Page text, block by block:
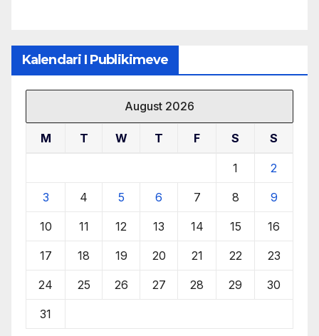
Kalendari I Publikimeve
August 2026
M T W T F S S
1 2
3 4 5 6 7 8 9
10 11 12 13 14 15 16
17 18 19 20 21 22 23
24 25 26 27 28 29 30
31